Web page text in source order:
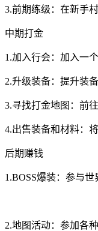
3.前期练级：在新手
中期打金
1.加入行会：加入一
2.升级装备：提升装
3.寻找打金地图：前
4.出售装备和材料：
后期赚钱
1.BOSS爆装：参与世
2.地图活动：参加各